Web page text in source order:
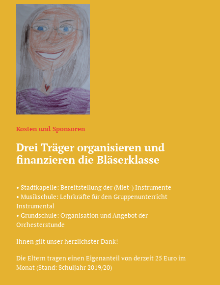
Kosten und Sponsoren
Drei Träger organisieren und
finanzieren die Bläserklasse
• Stadtkapelle: Bereitstellung der (Miet-) Instrumente
• Musikschule: Lehrkräfte für den Gruppenunterricht
Instrumental
• Grundschule: Organisation und Angebot der
Orchesterstunde
Ihnen gilt unser herzlichster Dank!
Die Eltern tragen einen Eigenanteil von derzeit 25 Euro im
Monat (Stand: Schuljahr 2019/20)